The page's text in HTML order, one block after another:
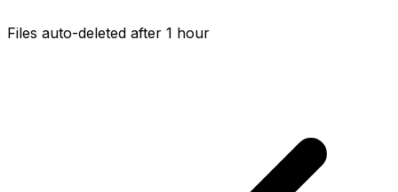
Files auto-deleted after 1 hour